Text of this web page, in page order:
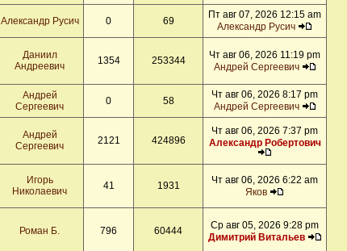
Александр Русич 0 69
Пт авг 07, 2026 12:15 am
Александр Русич
Даниил
Андреевич
1354 253344
Чт авг 06, 2026 11:19 pm
Андрей Сергеевич
Андрей
Сергеевич
0 58
Чт авг 06, 2026 8:17 pm
Андрей Сергеевич
Андрей
Сергеевич
2121 424896
Чт авг 06, 2026 7:37 pm
Александр Робертович
Игорь
Николаевич
41 1931
Чт авг 06, 2026 6:22 am
Яков
Роман Б. 796 60444
Ср авг 05, 2026 9:28 pm
Димитрий Витальев